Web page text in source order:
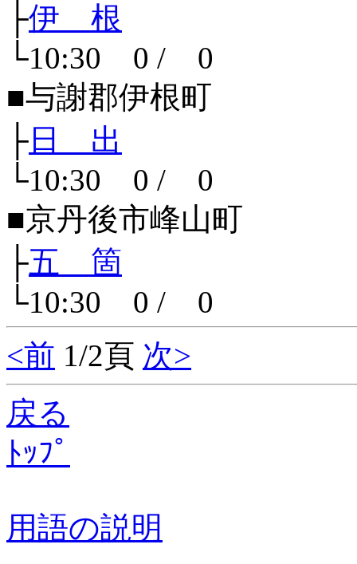
├伊 根
└10:30 0 / 0
■与謝郡伊根町
├ 日 出
└10:30 0 / 0
■京丹後市峰山町
├五 箇
└10:30 0 / 0
<前 1/2頁 次>
戻る
ﾄｯﾌﾟ
用語の説明